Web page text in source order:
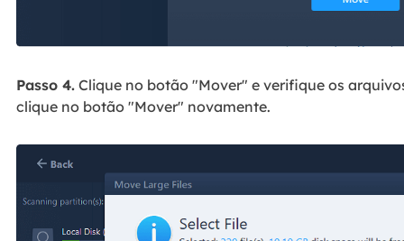
Passo 4.Clique no botão "Mover" e verifique os
clique no botão "Mover" novamente.